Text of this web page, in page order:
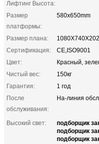
Лифтинг Высота:
Размер
платформы:
580x650mm
Размер плана:
Сертификация:
CE,ISO9001
Цвет:
Красный,
Чистый вес:
150кг
Гарантия:
1 год
После
обслуживания:
На-линия
Высокий свет: подборщик
подборщик
подборщик